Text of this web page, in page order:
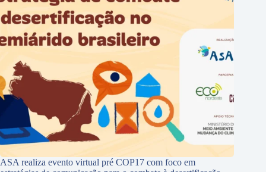
ASA realiza evento virtual pré COP17 com foco em